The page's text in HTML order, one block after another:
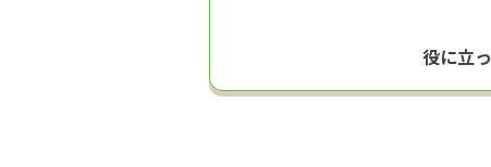
役に立